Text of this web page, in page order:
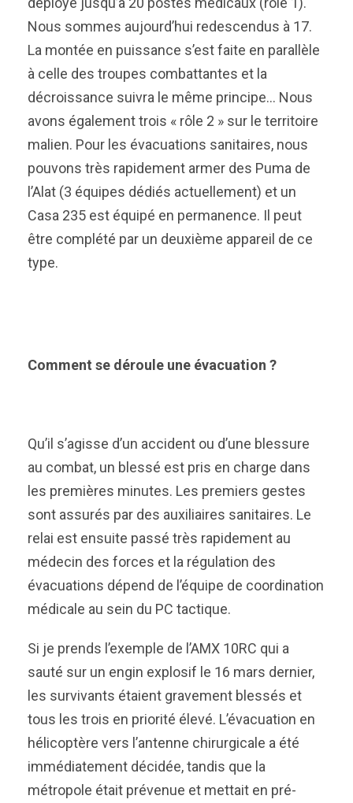
Nous sommes aujourd’hui redescendus à 17.
La montée en puissance s’est faite en parallèle
à celle des troupes combattantes et la
décroissance suivra le même principe… Nous
avons également trois « rôle 2 » sur le territoire
malien. Pour les évacuations sanitaires, nous
pouvons très rapidement armer des Puma de
l’Alat (3 équipes dédiés actuellement) et un
Casa 235 est équipé en permanence. Il peut
être complété par un deuxième appareil de ce
type.
Comment se déroule une évacuation ?
Qu’il s’agisse d’un accident ou d’une blessure
au combat, un blessé est pris en charge dans
les premières minutes. Les premiers gestes
sont assurés par des auxiliaires sanitaires. Le
relai est ensuite passé très rapidement au
médecin des forces et la régulation des
évacuations dépend de l’équipe de coordination
médicale au sein du PC tactique.
Si je prends l’exemple de l’AMX 10RC qui a
sauté sur un engin explosif le 16 mars dernier,
les survivants étaient gravement blessés et
tous les trois en priorité élevé. L’évacuation en
hélicoptère vers l’antenne chirurgicale a été
immédiatement décidée, tandis que la
métropole était prévenue et mettait en pré-